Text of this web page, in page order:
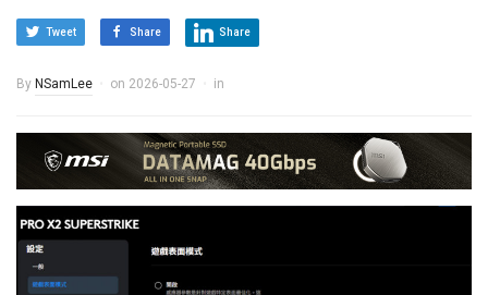
Tweet Share Share
By NSamLee on 2026-05-27 in